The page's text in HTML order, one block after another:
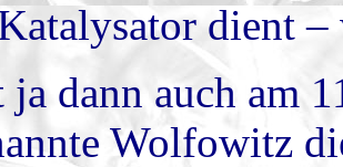
dient
ja dann auch am
Wolfowitz